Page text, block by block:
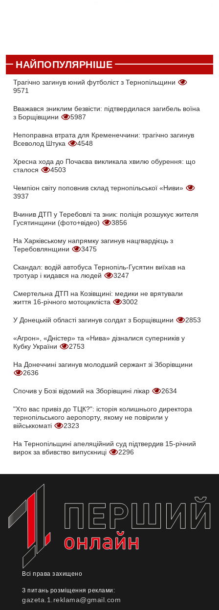
НАЙПОПУЛЯРНІШЕ
Трагічно загинув юний футболіст з Тернопільщини
9571
Вважався зниклим безвісти: підтвердилася загибель воїна
з Борщівщини
5987
Непоправна втрата для Кременеччини: трагічно загинув
Всеволод Штука
4548
Хресна хода до Почаєва викликала хвилю обурення: що
сталося
4503
Чемпіон світу поповнив склад тернопільської «Ниви»
3937
Вчинив ДТП у Теребовлі та зник: поліція розшукує жителя
Гусятинщини (фото+відео)
3856
На Харківському напрямку загинув нацгвардієць з
Теребовлянщини
3475
Скандал: водій автобуса Тернопіль-Гусятин виїхав на
тротуар і кидався на людей
3247
Смертельна ДТП на Козівщині: медики не врятували
життя 16-річного мотоцикліста
3002
У Донецькій області загинув солдат з Борщівщини 2853
«Агрон», «Дністер» та «Нива» дізналися суперників у
Кубку України
2753
На Донеччині загинув молодший сержант зі Зборівщини
2636
Спочив у Бозі відомий на Зборівщині лікар 2634
"Хто вас привіз до ТЦК?": історія колишнього директора
тернопільського аеропорту, якому не повірили у
військкоматі
2323
На Тернопільщині апеляційний суд підтвердив 15-річний
вирок за вбивство випускниці
2296
Всі права захищено
З питань розміщення реклами:
gazeta.1.reklama@gmail.com